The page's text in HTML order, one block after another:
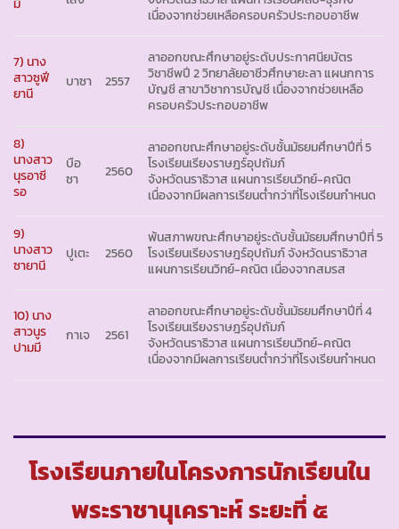
เนื่องจากช่วยเหลือครอบครัวประกอบอาชีพ
7) นาง
สาวซูฟี
ยานี
บาซา 2557
ลาออกขณะศึกษาอยู่ระดับประกาศนียบัตร
วิชาชีพปี 2 วิทยาลัยอาชีวศึกษายะลา แผนกการ
บัญชี สาขาวิชาการบัญชี เนื่องจากช่วยเหลือ
ครอบครัวประกอบอาชีพ
8)
นางสาว
นุรอาซี
รอ
บือ
ซา
2560
ลาออกขณะศึกษาอยู่ระดับชั้นมัธยมศึกษาปีที่ 5
โรงเรียนเรียงราษฎร์อุปถัมภ์
จังหวัดนราธิวาส แผนการเรียนวิทย์-คณิต
เนื่องจากมีผลการเรียนต่ำกว่าที่โรงเรียนกำหนด
9)
นางสาว
ซายานี
ปูเตะ 2560
พ้นสภาพขณะศึกษาอยู่ระดับชั้นมัธยมศึกษาปีที่ 5
โรงเรียนเรียงราษฎร์อุปถัมภ์ จังหวัดนราธิวาส
แผนการเรียนวิทย์-คณิต เนื่องจากสมรส
10) นาง
สาวนูร
ปามมี
กาเจ 2561
ลาออกขณะศึกษาอยู่ระดับชั้นมัธยมศึกษาปีที่ 4
โรงเรียนเรียงราษฎร์อุปถัมภ์
จังหวัดนราธิวาส แผนการเรียนวิทย์-คณิต
เนื่องจากมีผลการเรียนต่ำกว่าที่โรงเรียนกำหนด
โรงเรียนภายในโครงการนักเรียนใน
พระราชานุเคราะห์ ระยะที่ ๕